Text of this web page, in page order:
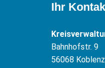
Ihr
Bahnhofstr. 9
56068 Koblenz